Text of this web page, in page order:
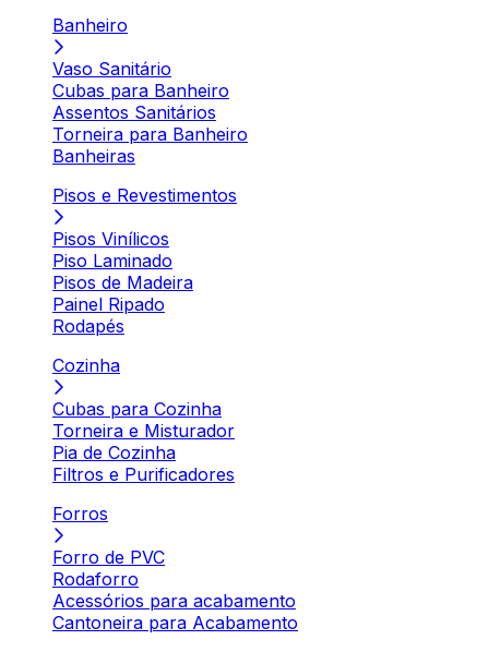
Banheiro
Vaso Sanitário
Cubas para Banheiro
Assentos Sanitários
Torneira para Banheiro
Banheiras
Pisos e Revestimentos
Pisos Vinílicos
Piso Laminado
Pisos de Madeira
Painel Ripado
Rodapés
Cozinha
Cubas para Cozinha
Torneira e Misturador
Pia de Cozinha
Filtros e Purificadores
Forros
Forro de PVC
Rodaforro
Acessórios para acabamento
Cantoneira para Acabamento